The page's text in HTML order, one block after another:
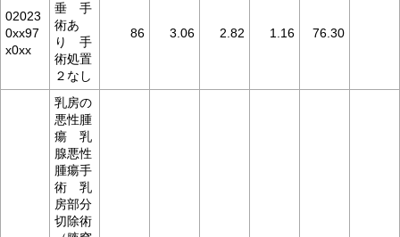
02023
0xx97
x0xx
垂 手
術あ
り 手
術処置
２なし
86 3.06 2.82 1.16 76.30
乳房の
悪性腫
瘍 乳
腺悪性
腫瘍手
術 乳
房部分
切除術